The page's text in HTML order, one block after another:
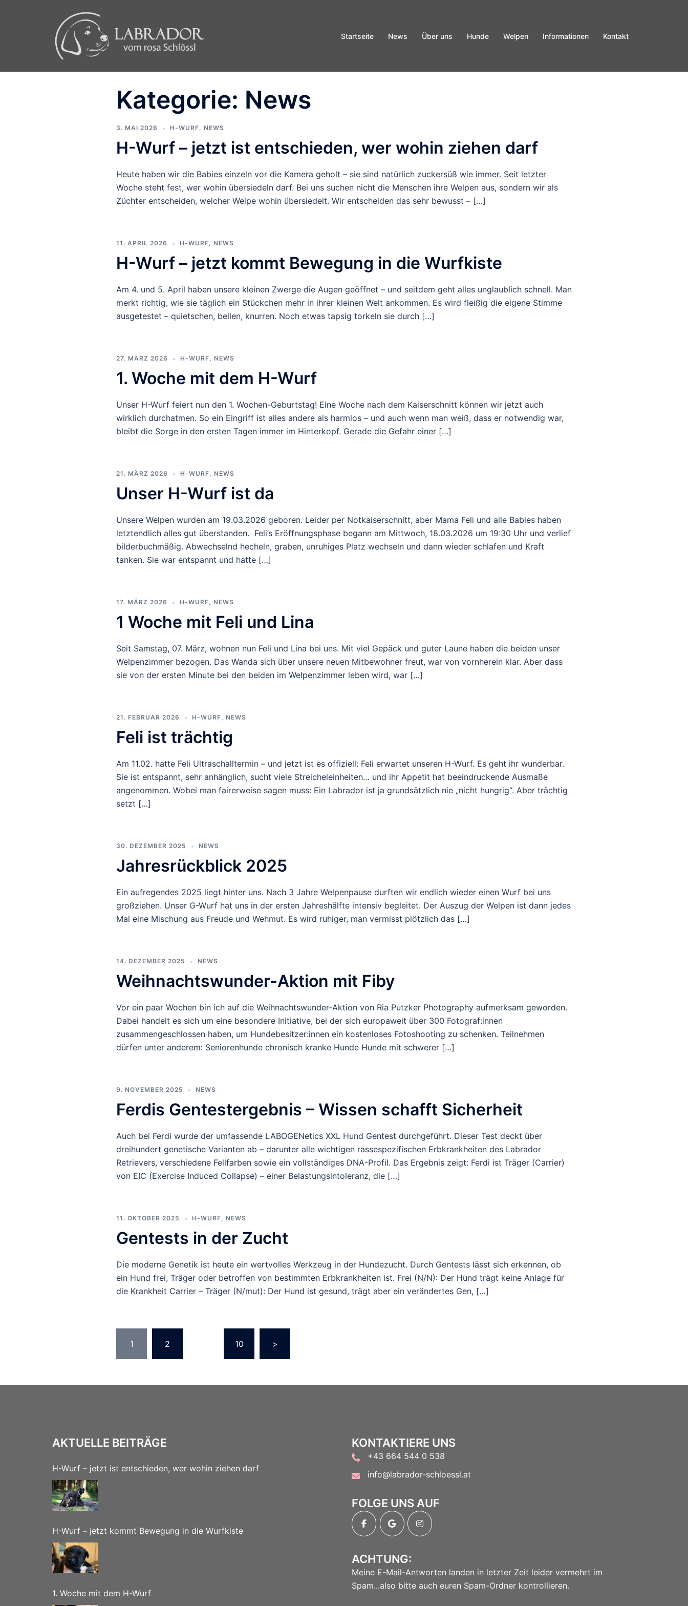
Startseite News Über uns Hunde Welpen Informationen Kontakt
Kategorie: News
3. MAI 2026 H-WURF, NEWS
H-Wurf – jetzt ist entschieden, wer wohin ziehen darf
Heute haben wir die Babies einzeln vor die Kamera geholt – sie sind natürlich zuckersüß wie immer. Seit letzter
Woche steht fest, wer wohin übersiedeln darf. Bei uns suchen nicht die Menschen ihre Welpen aus, sondern wir als
Züchter entscheiden, welcher Welpe wohin übersiedelt. Wir entscheiden das sehr bewusst – […]
11. APRIL 2026 H-WURF, NEWS
H-Wurf – jetzt kommt Bewegung in die Wurfkiste
Am 4. und 5. April haben unsere kleinen Zwerge die Augen geöffnet – und seitdem geht alles unglaublich schnell. Man
merkt richtig, wie sie täglich ein Stückchen mehr in ihrer kleinen Welt ankommen. Es wird fleißig die eigene Stimme
ausgetestet – quietschen, bellen, knurren. Noch etwas tapsig torkeln sie durch […]
27. MÄRZ 2026 H-WURF, NEWS
1. Woche mit dem H-Wurf
Unser H-Wurf feiert nun den 1. Wochen-Geburtstag! Eine Woche nach dem Kaiserschnitt können wir jetzt auch
wirklich durchatmen. So ein Eingriff ist alles andere als harmlos – und auch wenn man weiß, dass er notwendig war,
bleibt die Sorge in den ersten Tagen immer im Hinterkopf. Gerade die Gefahr einer […]
21. MÄRZ 2026 H-WURF, NEWS
Unser H-Wurf ist da
Unsere Welpen wurden am 19.03.2026 geboren. Leider per Notkaiserschnitt, aber Mama Feli und alle Babies haben
letztendlich alles gut überstanden. Feli’s Eröffnungsphase begann am Mittwoch, 18.03.2026 um 19:30 Uhr und verlief
bilderbuchmäßig. Abwechselnd hecheln, graben, unruhiges Platz wechseln und dann wieder schlafen und Kraft
tanken. Sie war entspannt und hatte […]
17. MÄRZ 2026 H-WURF, NEWS
1 Woche mit Feli und Lina
Seit Samstag, 07. März, wohnen nun Feli und Lina bei uns. Mit viel Gepäck und guter Laune haben die beiden unser
Welpenzimmer bezogen. Das Wanda sich über unsere neuen Mitbewohner freut, war von vornherein klar. Aber dass
sie von der ersten Minute bei den beiden im Welpenzimmer leben wird, war […]
21. FEBRUAR 2026 H-WURF, NEWS
Feli ist trächtig
Am 11.02. hatte Feli Ultraschalltermin – und jetzt ist es offiziell: Feli erwartet unseren H-Wurf. Es geht ihr wunderbar.
Sie ist entspannt, sehr anhänglich, sucht viele Streicheleinheiten… und ihr Appetit hat beeindruckende Ausmaße
angenommen. Wobei man fairerweise sagen muss: Ein Labrador ist ja grundsätzlich nie „nicht hungrig“. Aber trächtig
setzt […]
30. DEZEMBER 2025 NEWS
Jahresrückblick 2025
Ein aufregendes 2025 liegt hinter uns. Nach 3 Jahre Welpenpause durften wir endlich wieder einen Wurf bei uns
großziehen. Unser G-Wurf hat uns in der ersten Jahreshälfte intensiv begleitet. Der Auszug der Welpen ist dann jedes
Mal eine Mischung aus Freude und Wehmut. Es wird ruhiger, man vermisst plötzlich das […]
14. DEZEMBER 2025 NEWS
Weihnachtswunder-Aktion mit Fiby
Vor ein paar Wochen bin ich auf die Weihnachtswunder-Aktion von Ria Putzker Photography aufmerksam geworden.
Dabei handelt es sich um eine besondere Initiative, bei der sich europaweit über 300 Fotograf:innen
zusammengeschlossen haben, um Hundebesitzer:innen ein kostenloses Fotoshooting zu schenken. Teilnehmen
dürfen unter anderem: Seniorenhunde chronisch kranke Hunde Hunde mit schwerer […]
9. NOVEMBER 2025 NEWS
Ferdis Gentestergebnis – Wissen schafft Sicherheit
Auch bei Ferdi wurde der umfassende LABOGENetics XXL Hund Gentest durchgeführt. Dieser Test deckt über
dreihundert genetische Varianten ab – darunter alle wichtigen rassespezifischen Erbkrankheiten des Labrador
Retrievers, verschiedene Fellfarben sowie ein vollständiges DNA-Profil. Das Ergebnis zeigt: Ferdi ist Träger (Carrier)
von EIC (Exercise Induced Collapse) – einer Belastungsintoleranz, die […]
11. OKTOBER 2025 H-WURF, NEWS
Gentests in der Zucht
Die moderne Genetik ist heute ein wertvolles Werkzeug in der Hundezucht. Durch Gentests lässt sich erkennen, ob
ein Hund frei, Träger oder betroffen von bestimmten Erbkrankheiten ist. Frei (N/N): Der Hund trägt keine Anlage für
die Krankheit Carrier – Träger (N/mut): Der Hund ist gesund, trägt aber ein verändertes Gen, […]
Seitennummerierung
der
1 2 10 >
AKTUELLE BEITRÄGE
H-Wurf – jetzt ist entschieden, wer wohin ziehen darf
H-Wurf – jetzt kommt Bewegung in die Wurfkiste
1. Woche mit dem H-Wurf
KONTAKTIERE UNS
+43 664 544 0 538
info@labrador-schloessl.at
FOLGE UNS AUF
ACHTUNG:
Meine E-Mail-Antworten landen in letzter Zeit leider vermehrt im
Spam...also bitte auch euren Spam-Ordner kontrollieren.